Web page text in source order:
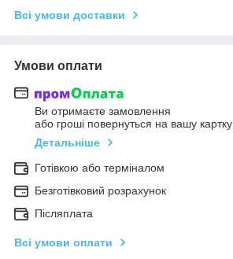
Всі умови доставки
Умови оплати
Ви отримаєте замовлення
або гроші повернуться на вашу картку
Детальніше
Готівкою або терміналом
Безготівковий розрахунок
Післяплата
Всі умови оплати